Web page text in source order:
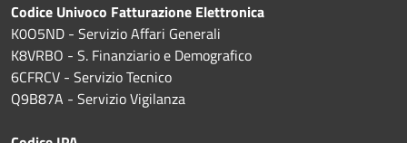
Codice Univoco Fatturazione Elettronica
K0O5ND - Servizio Affari Generali
K8VRBO - S. Finanziario e Demografico
6CFRCV - Servizio Tecnico
Q9B87A - Servizio Vigilanza